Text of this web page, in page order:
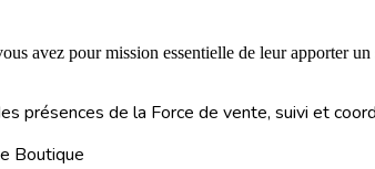
avez pour mission essentielle de leur apporter
présences de la Force de vente, suivi et
Boutique